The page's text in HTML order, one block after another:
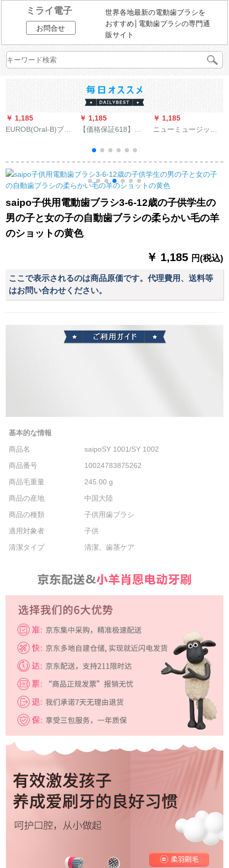
ミライ電子
お問合せ
世界各地最新の電動歯ブラシを
おすすめ│電動歯ブラシの専門通
販サイト
￥ 1,185
EUROB(Oral-B)ブラ
D歯ブラシD 16/P 600
3 D D D 16ブルー*4
種類のブラシヘッド
￥ 1,185
【価格保証618】
動歯ブラシ大人充電
式振動歯ブラシソフ
ト毛カップル自動歯
ブラシ防水D 5 Sブル
ー
￥ 1,185
ニューミュージック
デュポンの柔らかい
毛の子供の電動歯ブ
ラシNY500 C青い3-6
歳
saipo子供用電動歯ブラシ3-6-12歳の子供学生の
男の子と女の子の自動歯ブラシの柔らかい毛の羊
のショットの黄色
￥ 1,185 円(税込)
ここで表示されるのは商品原価です。代理費用、送料等
はお問い合わせください。
基本的な情報
商品名
saipoSY 1001/SY 1002
商品番号
10024783875262
商品毛重量
245.00 g
商品の産地
中国大陸
商品の種類
子供用歯ブラシ
適用対象者
子供
清潔タイプ
清潔、歯茎ケア